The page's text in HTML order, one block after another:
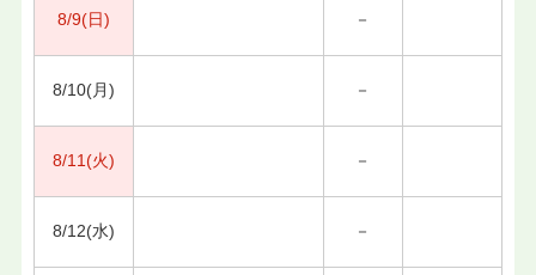
8/9(日) －
8/10(月) －
8/11(火) －
8/12(水) －